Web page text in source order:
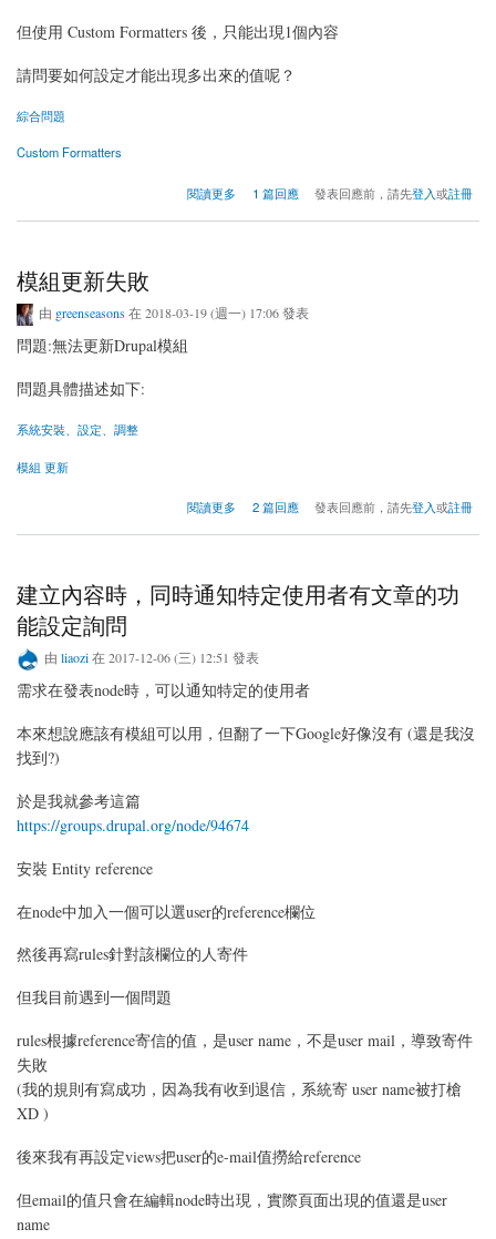
但使用 Custom Formatters 後，只能出現1個內容
請問要如何設定才能出現多出來的值呢？
綜合問題
Custom Formatters
閱讀更多
關於Custom Formatters 使用多值的問題 1 篇回應 發表回應前，請先登入或註冊
模組更新失敗
由 greenseasons 在 2018-03-19 (週一) 17:06 發表
問題:無法更新Drupal模組
問題具體描述如下:
系統安裝、設定、調整
模組 更新
閱讀更多 2 篇回應 發表回應前，請先登入或註冊
建立內容時，同時通知特定使用者有文章的功
能設定詢問
由 liaozi在 2017-12-06 (三) 12:51 發表
需求在發表node時，可以通知特定的使用者
本來想說應該有模組可以用，但翻了一下Google好像沒有 (還是我沒
找到?)
於是我就參考這篇
https://groups.drupal.org/node/94674
安裝 Entity reference
在node中加入一個可以選user的reference欄位
然後再寫rules針對該欄位的人寄件
但我目前遇到一個問題
rules根據reference寄信的值，是user name，不是user mail，導致寄件
失敗
(我的規則有寫成功，因為我有收到退信，系統寄 user name被打槍
XD )
後來我有再設定views把user的e-mail值撈給reference
但email的值只會在編輯node時出現，實際頁面出現的值還是user
name